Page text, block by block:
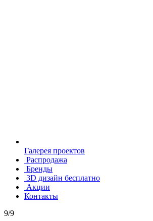
Галерея проектов
Распродажа
Бренды
3D дизайн бесплатно
Акции
Контакты
9/9